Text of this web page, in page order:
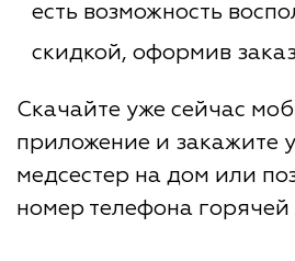
есть возможность
скидкой, оформив заказ
Скачайте уже сейчас
приложение и закажите
медсестер на дом или
номер телефона горячей